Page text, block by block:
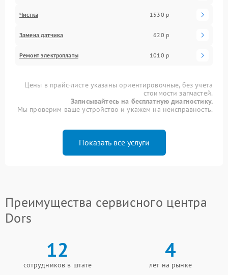
Чистка 1530 р
Замена датчика 620 р
Ремонт электроплаты 1010 р
Цены в прайс-листе указаны ориентировочные, без учета
стоимости запчастей.
Записывайтесь на бесплатную диагностику.
Мы проверим ваше устройство и укажем на неисправность.
Показать все услуги
Преимущества сервисного центра
Dors
12
сотрудников в штате
4
лет на рынке